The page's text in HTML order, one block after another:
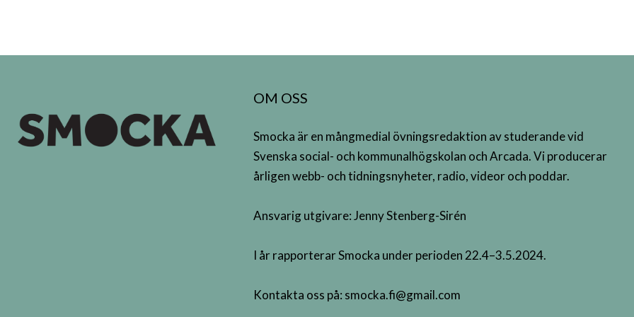
OM OSS
Smocka är en mångmedial övningsredaktion av studerande vid
Svenska social- och kommunalhögskolan och Arcada. Vi producerar
årligen webb- och tidningsnyheter, radio, videor och poddar.
Ansvarig utgivare: Jenny Stenberg-Sirén
I år rapporterar Smocka under perioden 22.4–3.5.2024.
Kontakta oss på: smocka.fi@gmail.com